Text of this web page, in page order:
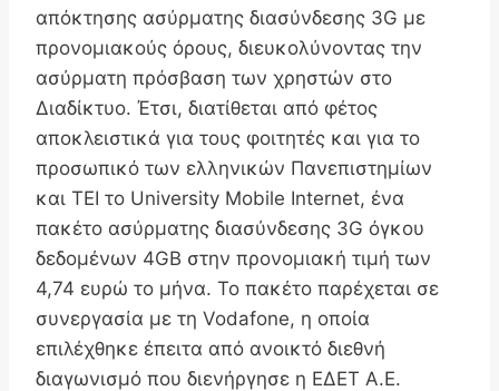
απόκτησης ασύρματης διασύνδεσης 3G με
προνομιακούς όρους, διευκολύνοντας την
ασύρματη πρόσβαση των χρηστών στο
Διαδίκτυο. Έτσι, διατίθεται από φέτος
αποκλειστικά για τους φοιτητές και για το
προσωπικό των ελληνικών Πανεπιστημίων
και ΤΕΙ το University Mobile Internet, ένα
πακέτο ασύρματης διασύνδεσης 3G όγκου
δεδομένων 4GB στην προνομιακή τιμή των
4,74 ευρώ το μήνα. Το πακέτο παρέχεται σε
συνεργασία με τη Vodafone, η οποία
επιλέχθηκε έπειτα από ανοικτό διεθνή
διαγωνισμό που διενήργησε η ΕΔΕΤ Α.Ε.